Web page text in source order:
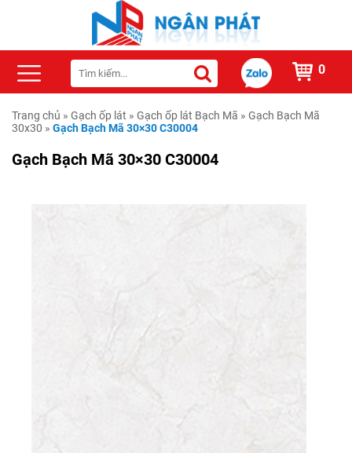
0
Trang chủ » Gạch ốp lát » Gạch ốp lát Bạch Mã » Gạch Bạch Mã
30x30 » Gạch Bạch Mã 30×30 C30004
Gạch Bạch Mã 30×30 C30004